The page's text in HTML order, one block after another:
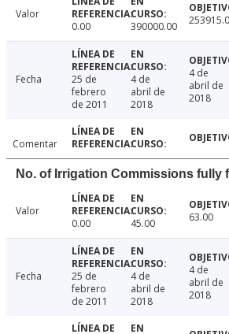
Valor
0.00
390000.00
Fecha
25 de
febrero
de 2011
4 de
abril de
2018
4 de
abril de
2018
Comentar
No. of Irrigation Commissions fully
Valor
0.00
45.00 63.00
Fecha
25 de
febrero
de 2011
4 de
abril de
2018
4 de
abril de
2018